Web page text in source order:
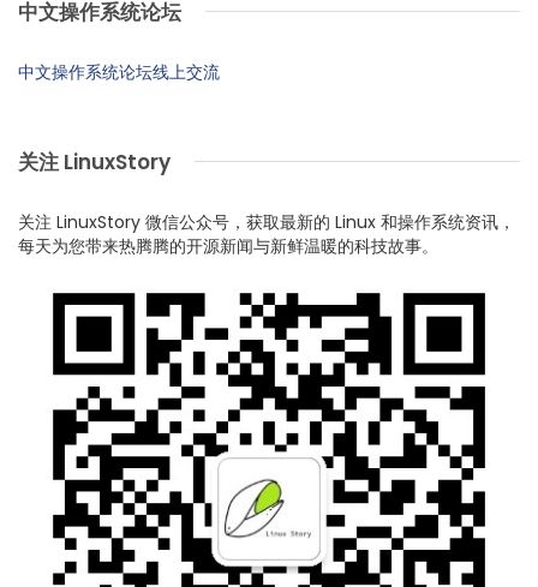
中文操作系统论坛
中文操作系统论坛线上交流
关注 LinuxStory
关注 LinuxStory 微信公众号，获取最新的 Linux 和操作系统资讯，
每天为您带来热腾腾的开源新闻与新鲜温暖的科技故事。